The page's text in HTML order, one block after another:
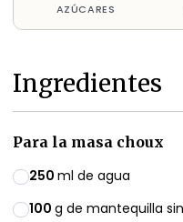
AZÚCARES
Ingredientes
Para la masa choux
250 ml de agua
100 g de mantequilla